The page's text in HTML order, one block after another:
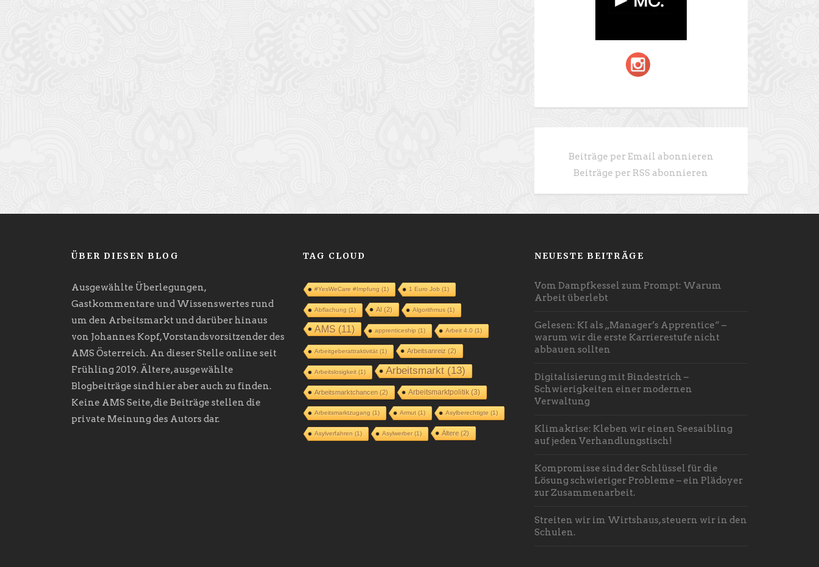
Beiträge per Email abonnieren
Beiträge per RSS abonnieren
ÜBER DIESEN BLOG
Ausgewählte Überlegungen,
Gastkommentare und Wissenswertes rund
um den Arbeitsmarkt und darüber hinaus
von Johannes Kopf, Vorstandsvorsitzender des
AMS Österreich. An dieser Stelle online seit
Frühling 2019. Ältere, ausgewählte
Blogbeiträge sind hier aber auch zu finden.
Keine AMS Seite, die Beiträge stellen die
private Meinung des Autors dar.
TAG CLOUD
#YesWeCare #Impfung(1) 1 Euro Job(1)
Abflachung(1) AI(2) Algorithmus(1)
AMS(11) apprenticeship(1) Arbeit 4.0(1)
Arbeitgeberattraktivität(1) Arbeitsanreiz(2)
Arbeitslosigkeit(1) Arbeitsmarkt(13)
Arbeitsmarktchancen(2) Arbeitsmarktpolitik(3)
Arbeitsmarktzugang(1) Armut(1) Asylberechtigte(1)
Asylverfahren(1) Asylwerber(1) Ältere(2)
NEUESTE BEITRÄGE
Vom Dampfkessel zum Prompt: Warum
Arbeit überlebt
Gelesen: KI als „Manager’s Apprentice“ –
warum wir die erste Karrierestufe nicht
abbauen sollten
Digitalisierung mit Bindestrich –
Schwierigkeiten einer modernen
Verwaltung
Klimakrise: Kleben wir einen Seesaibling
auf jeden Verhandlungstisch!
Kompromisse sind der Schlüssel für die
Lösung schwieriger Probleme – ein Plädoyer
zur Zusammenarbeit.
Streiten wir im Wirtshaus, steuern wir in den
Schulen.